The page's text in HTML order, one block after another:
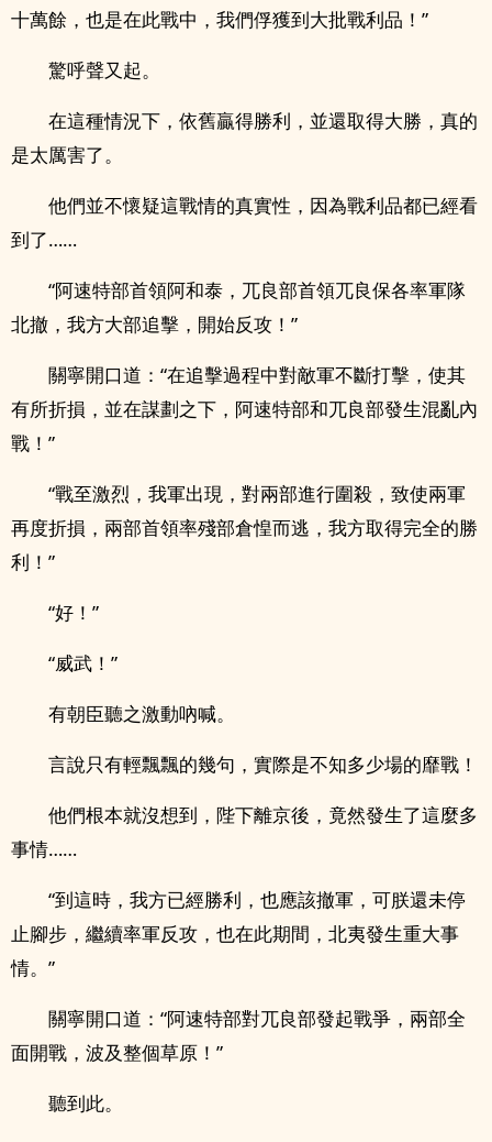
十萬餘，也是在此戰中，我們俘獲到大批戰利品！”
驚呼聲又起。
在這種情況下，依舊贏得勝利，並還取得大勝，真的
是太厲害了。
他們並不懷疑這戰情的真實性，因為戰利品都已經看
到了……
“阿速特部首領阿和泰，兀良部首領兀良保各率軍隊
北撤，我方大部追擊，開始反攻！”
關寧開口道：“在追擊過程中對敵軍不斷打擊，使其
有所折損，並在謀劃之下，阿速特部和兀良部發生混亂內
戰！”
“戰至激烈，我軍出現，對兩部進行圍殺，致使兩軍
再度折損，兩部首領率殘部倉惶而逃，我方取得完全的勝
利！”
“好！”
“威武！”
有朝臣聽之激動吶喊。
言說只有輕飄飄的幾句，實際是不知多少場的靡戰！
他們根本就沒想到，陛下離京後，竟然發生了這麼多
事情……
“到這時，我方已經勝利，也應該撤軍，可朕還未停
止腳步，繼續率軍反攻，也在此期間，北夷發生重大事
情。”
關寧開口道：“阿速特部對兀良部發起戰爭，兩部全
面開戰，波及整個草原！”
聽到此。